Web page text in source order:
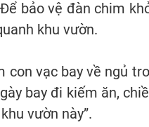
bảo vệ đàn chim
khu vườn.
con vạc bay về ngủ
bay đi kiếm ăn,
vườn này”.